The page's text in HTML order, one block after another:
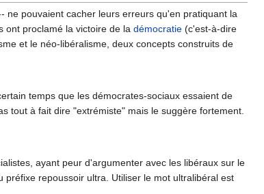
ne pouvaient cacher leurs erreurs qu'en pratiquant la
ont proclamé la victoire de ladémocratie (c'est-à-dire
et le néo-libéralisme, deux concepts construits de
temps que les démocrates-sociaux essaient de
tout à fait dire "extrémiste" mais le suggère fortement.
ayant peur d'argumenter avec les libéraux sur le
repoussoir ultra. Utiliser le mot ultralibéral est